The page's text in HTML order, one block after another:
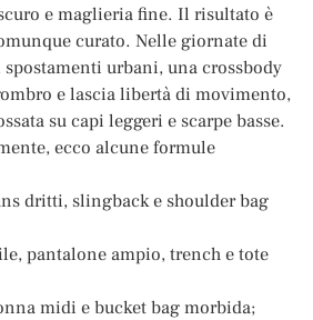
e maglieria fine. Il risultato è
curato. Nelle giornate di
urbani, una crossbody
e lascia libertà di movimento,
su capi leggeri e scarpe basse.
ecco alcune formule
dritti, slingback e shoulder bag
pantalone ampio, trench e tote
midi e bucket bag morbida;